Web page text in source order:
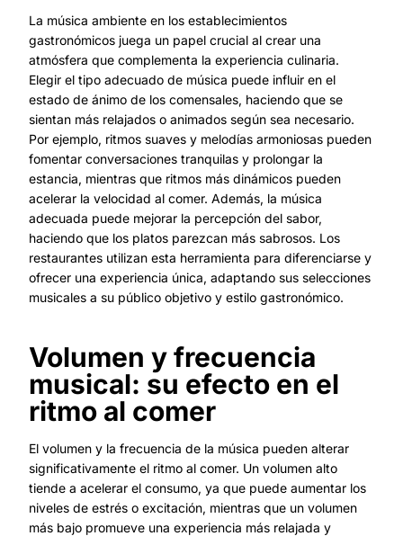
La música ambiente en los establecimientos
gastronómicos juega un papel crucial al crear una
atmósfera que complementa la experiencia culinaria.
Elegir el tipo adecuado de música puede influir en el
estado de ánimo de los comensales, haciendo que se
sientan más relajados o animados según sea necesario.
Por ejemplo, ritmos suaves y melodías armoniosas pueden
fomentar conversaciones tranquilas y prolongar la
estancia, mientras que ritmos más dinámicos pueden
acelerar la velocidad al comer. Además, la música
adecuada puede mejorar la percepción del sabor,
haciendo que los platos parezcan más sabrosos. Los
restaurantes utilizan esta herramienta para diferenciarse y
ofrecer una experiencia única, adaptando sus selecciones
musicales a su público objetivo y estilo gastronómico.
Volumen y frecuencia
musical: su efecto en el
ritmo al comer
El volumen y la frecuencia de la música pueden alterar
significativamente el ritmo al comer. Un volumen alto
tiende a acelerar el consumo, ya que puede aumentar los
niveles de estrés o excitación, mientras que un volumen
más bajo promueve una experiencia más relajada y